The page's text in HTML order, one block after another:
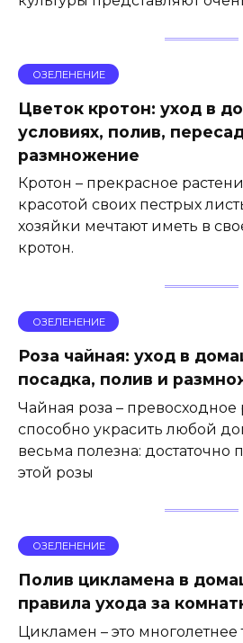
ОЗЕЛЕНЕНИЕ
Цветок кротон: уход в
условиях, полив,
размножение
Кротон – прекрасное
красотой своих пестрых
хозяйки мечтают иметь в
кротон.
ОЗЕЛЕНЕНИЕ
Роза чайная: уход в
посадка, полив и
Чайная роза – превосходное
способно украсить любой
весьма полезна: достаточно
этой розы
ОЗЕЛЕНЕНИЕ
Полив цикламена в
правила ухода за
Цикламен – это многолетнее